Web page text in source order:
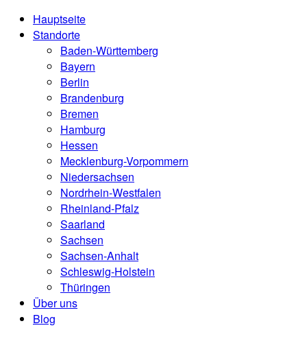
Hauptseite
Standorte
Baden-Württemberg
Bayern
Berlin
Brandenburg
Bremen
Hamburg
Hessen
Mecklenburg-Vorpommern
Niedersachsen
Nordrhein-Westfalen
Rheinland-Pfalz
Saarland
Sachsen
Sachsen-Anhalt
Schleswig-Holstein
Thüringen
Über uns
Blog